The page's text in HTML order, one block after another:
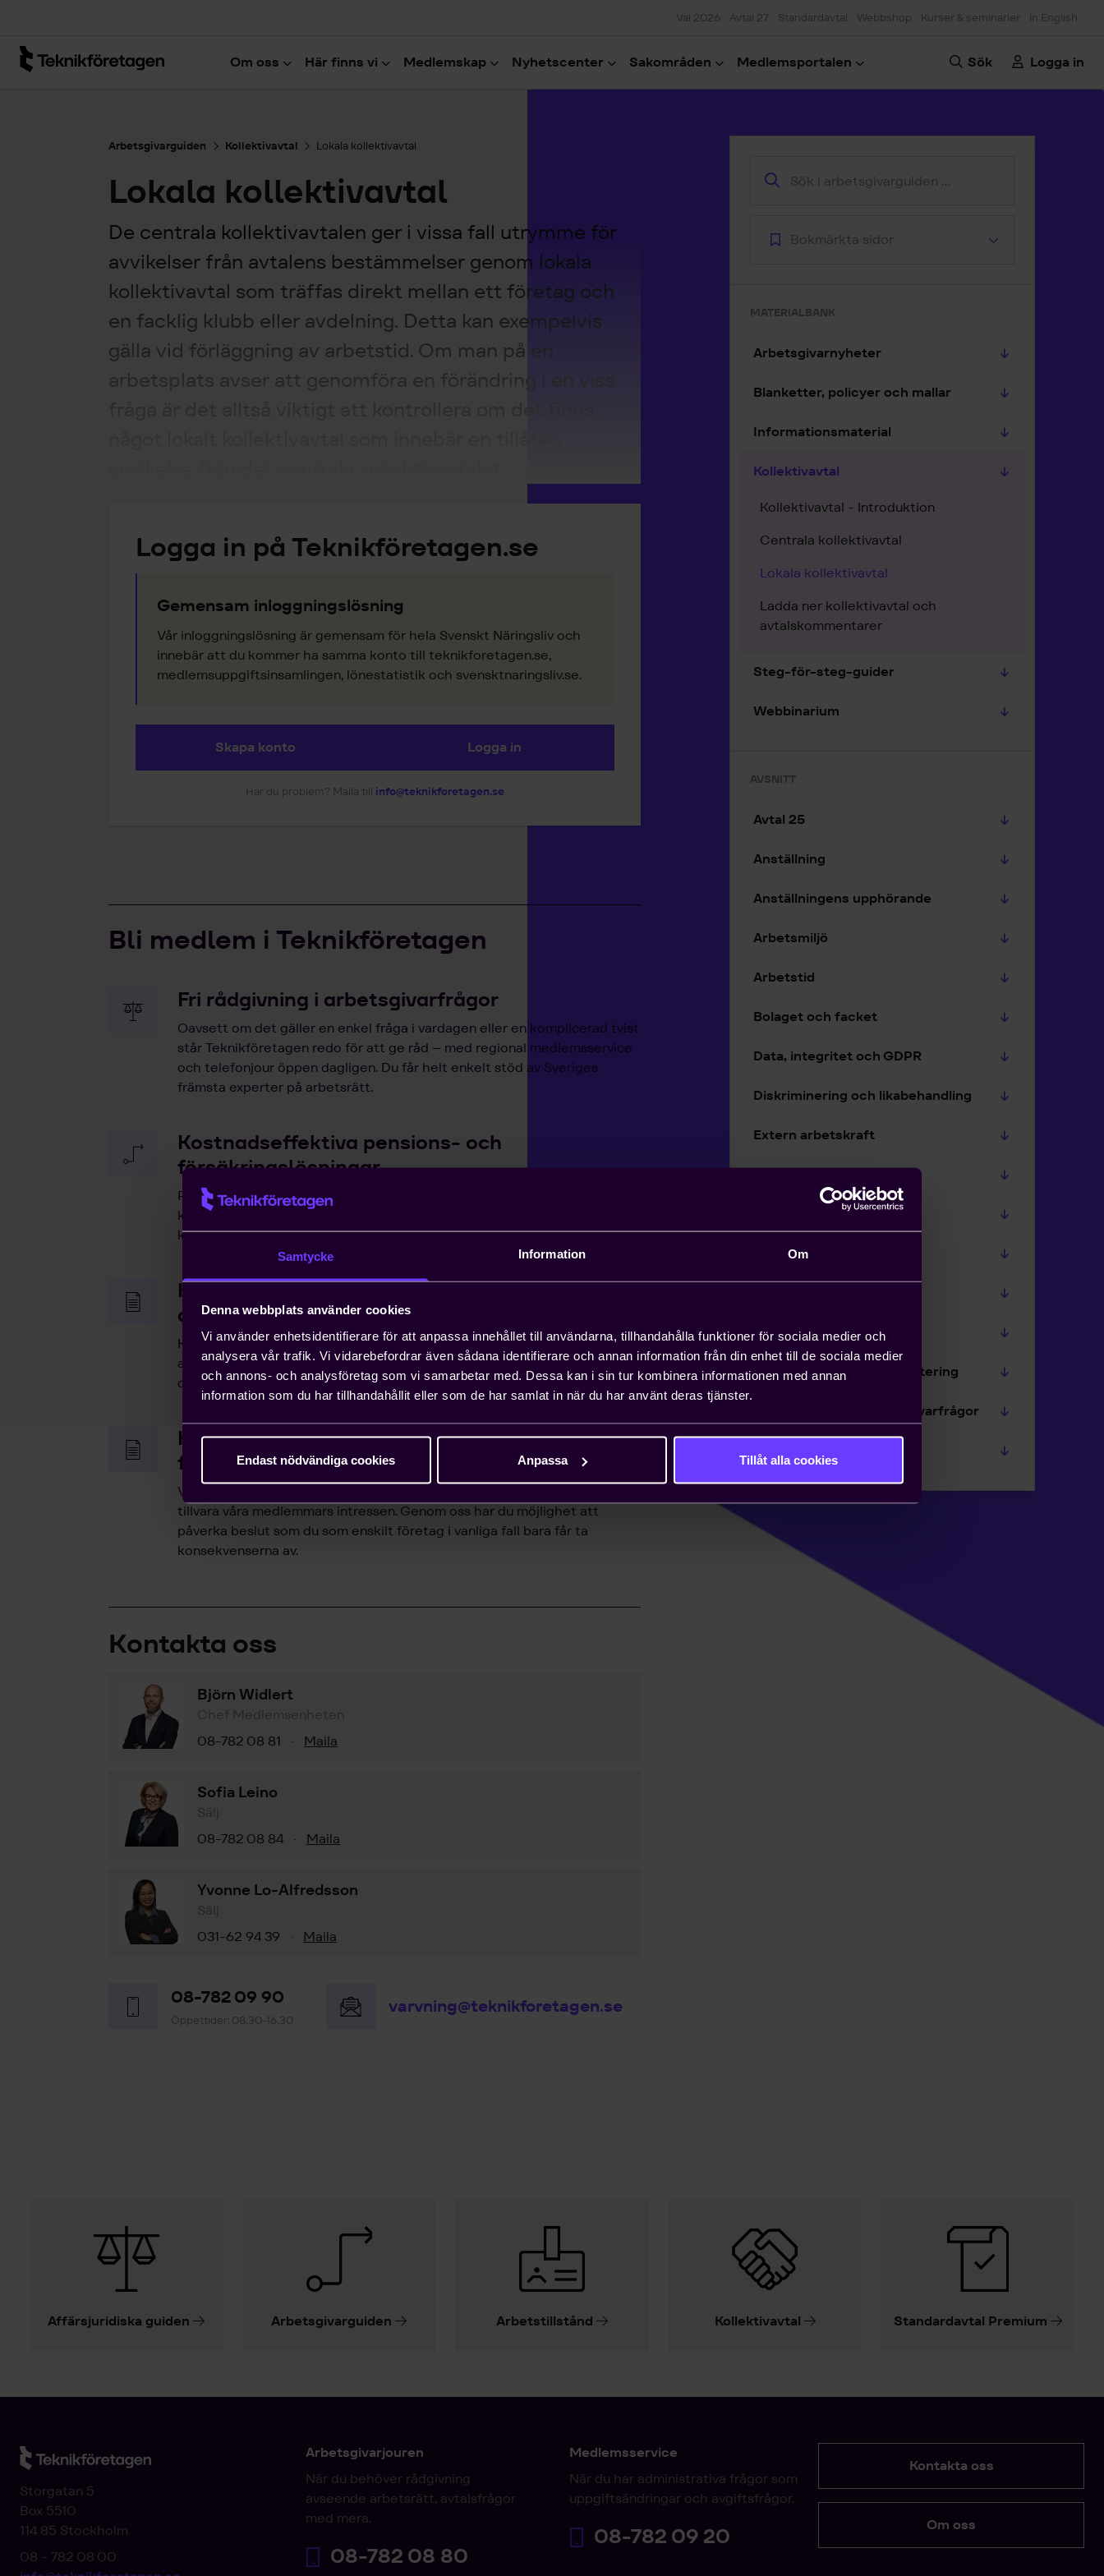
Samtycke Information Om
Denna webbplats använder cookies
Vi använder enhetsidentifierare för att anpassa innehållet till användarna, tillhandahålla funktioner för sociala medier och
analysera vår trafik. Vi vidarebefordrar även sådana identifierare och annan information från din enhet till de sociala medier
och annons- och analysföretag som vi samarbetar med. Dessa kan i sin tur kombinera informationen med annan
information som du har tillhandahållit eller som de har samlat in när du har använt deras tjänster.
Endast nödvändiga cookies Anpassa Tillåt alla cookies
Val 2026 Avtal 27 Standardavtal Webbshop Kurser & seminarier In English
Om oss Här finns vi Medlemskap Nyhetscenter Sakområden Medlemsportalen Sök Logga in
Arbetsgivarguiden Kollektivavtal Lokala kollektivavtal
Lokala kollektivavtal
De centrala kollektivavtalen ger i vissa fall utrymme för
avvikelser från avtalens bestämmelser genom lokala
kollektivavtal som träffas direkt mellan ett företag och
en facklig klubb eller avdelning. Detta kan exempelvis
gälla vid förläggning av arbetstid. Om man på en
arbetsplats avser att genomföra en förändring i en viss
Logga in på Teknikföretagen.se
Gemensam inloggningslösning
Vår inloggningslösning är gemensam för hela Svenskt Näringsliv och
innebär att du kommer ha samma konto till teknikforetagen.se,
medlemsuppgiftsinsamlingen, lönestatistik och svensktnaringsliv.se.
Skapa konto Logga in
Har du problem? Maila till info@teknikforetagen.se
Bli medlem i Teknikföretagen
Fri rådgivning i arbetsgivarfrågor
Oavsett om det gäller en enkel fråga i vardagen eller en komplicerad tvist
står Teknikföretagen redo för att ge råd – med regional medlemsservice
och telefonjour öppen dagligen. Du får helt enkelt stöd av Sveriges
främsta experter på arbetsrätt.
Kostnadseffektiva pensions- och
försäkringslösningar
Pension och försäkringar är avgörande för att locka och behålla
kompetens. Våra kollektivavtalade lösningar är heltäckande och
kostnadseffektiva.
Hjälp med snabb handläggning av
arbetstillstånd
Kompetensförsörjning är ett växande problem för entreprenörer, och att
anställa icke-EU-medborgare kan ta upp till ett år. Teknikföretagen kan
ordna arbetstillstånd på tio dagar.
Hjälp med att driva viktiga näringspolitiska
frågor
Vi bedriver påverkans- och opinionsarbete i Sverige och EU för att ta
tillvara våra medlemmars intressen. Genom oss har du möjlighet att
påverka beslut som du som enskilt företag i vanliga fall bara får ta
konsekvenserna av.
Kontakta oss
Björn Widlert
Chef Medlemsenheten
08-782 08 81
· Maila
Sofia Leino
Sälj
08-782 08 84
· Maila
Yvonne Lo-Alfredsson
Sälj
031-62 94 39
· Maila
08-782 09 90
Öppettider: 08.30-16.30
varvning@teknikforetagen.se
Bokmärkta sidor
MATERIALBANK
Arbetsgivarnyheter
Blanketter, policyer och mallar
Informationsmaterial
Kollektivavtal
Kollektivavtal - Introduktion
Centrala kollektivavtal
Lokala kollektivavtal
Ladda ner kollektivavtal och
avtalskommentarer
Steg-för-steg-guider
Webbinarium
AVSNITT
Avtal 25
Anställning
Anställningens upphörande
Arbetsmiljö
Arbetstid
Bolaget och facket
Data, integritet och GDPR
Diskriminering och likabehandling
Extern arbetskraft
Pension och försäkring
Korttidsarbete
Lön och ersättning
Sjukskrivning och rehabilitering
Totalförsvar och arbetsgivarfrågor
Övergång av verksamhet
Affärsjuridiska guiden Arbetsgivarguiden Arbetstillstånd Kollektivavtal Standardavtal Premium
Storgatan 5
Box 5510
114 85 Stockholm
08 - 782 08 00
Arbetsgivarjouren
När du behöver rådgivning
avseende arbetsrätt, avtalsfrågor
med mera.
08-782 08 80
Medlemsservice
När du har administrativa frågor som
uppgiftsändringar och avgiftsfrågor.
08-782 09 20
Kontakta oss
Om oss